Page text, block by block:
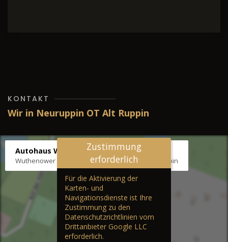
KONTAKT
Wir in Neuruppin OT Alt Ruppin
Autohaus Wernicke
Wuthenower Str. 12b, 16827 Neuruppin OT Alt Ruppin
Zustimmung
erforderlich
Für die Aktivierung der
Karten- und
Navigationsdienste ist Ihre
Zustimmung zu den
Datenschutzrichtlinien vom
Drittanbieter Google LLC
erforderlich.